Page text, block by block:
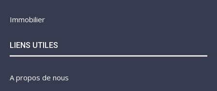
Immobilier
LIENS UTILES
A propos de nous